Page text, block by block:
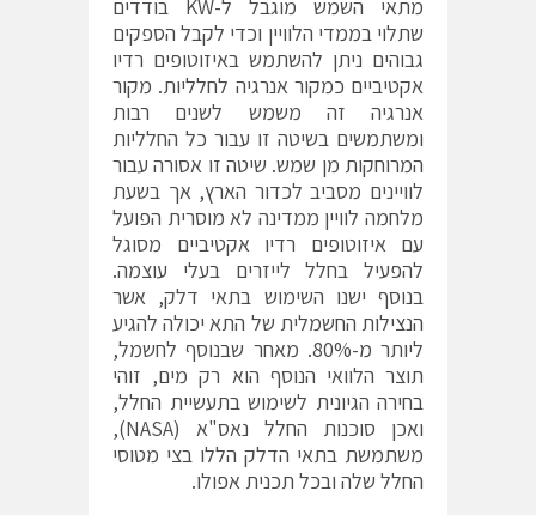
מתאי השמש מוגבל ל-KW בודדים
שתלוי בממדי הלוויין וכדי לקבל הספקים
גבוהים ניתן להשתמש באיזוטופים רדיו
אקטיביים כמקור אנרגיה לחלליות. מקור
אנרגיה זה משמש לשנים רבות
ומשתמשים בשיטה זו עבור כל החלליות
המרוחקות מן שמש. שיטה זו אסורה עבור
לוויינים מסביב לכדור הארץ, אך בשעת
מלחמה לוויין ממדינה לא מוסרית הפועל
עם איזוטופים רדיו אקטיביים מסוגל
להפעיל בחלל לייזרים בעלי עוצמה.
בנוסף ישנו השימוש בתאי דלק, אשר
הנצילות החשמלית של התא יכולה להגיע
ליותר מ-80%. מאחר שבנוסף לחשמל,
תוצר הלוואי הנוסף הוא רק מים, זוהי
בחירה הגיונית לשימוש בתעשיית החלל,
ואכן סוכנות החלל נאס"א (NASA),
משתמשת בתאי הדלק הללו בצי מטוסי
החלל שלה ובכל תכנית אפולו.